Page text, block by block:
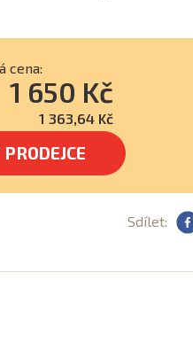
cena:
1 650 Kč
1 363,64 Kč
Sdílet: